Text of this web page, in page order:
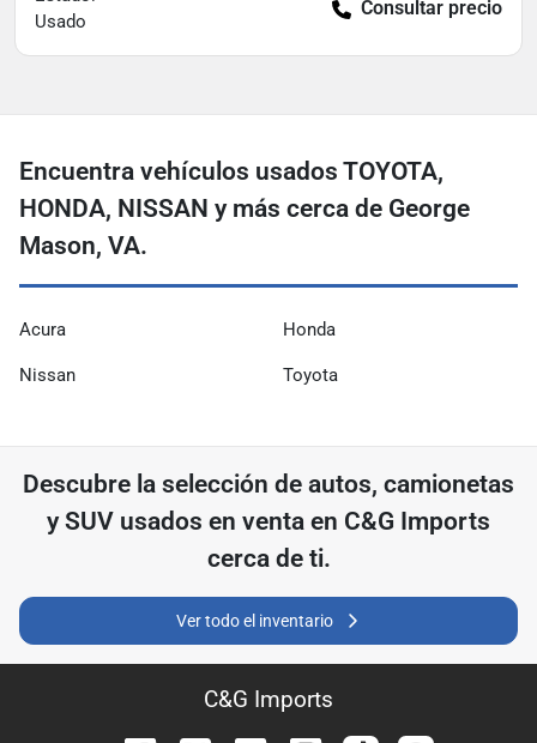
Usado
Consultar precio
Encuentra vehículos usados ​​TOYOTA,
HONDA, NISSAN y más cerca de George
Mason, VA.
Acura Honda
Nissan Toyota
Descubre la selección de autos, camionetas
y SUV usados ​​en venta en C&G Imports
cerca de ti.
Ver todo el inventario
C&G Imports